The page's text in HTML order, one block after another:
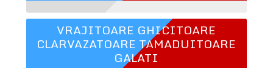
VRAJITOARE GHICITOARE
CLARVAZATOARE TAMADUITOARE
GALATI